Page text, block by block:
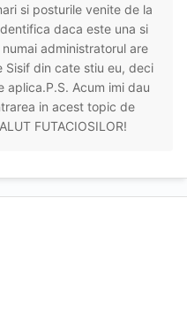
si posturile venite de la
daca este una si
administratorul are
din cate stiu eu, deci
aplica.P.S. Acum imi dau
in acest topic de
FUTACIOSILOR!